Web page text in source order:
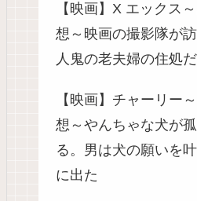
【映画】X エックス
想～映画の撮影隊が
人鬼の老夫婦の住処
【映画】チャーリー
想～やんちゃな犬が
る。男は犬の願いを
に出た